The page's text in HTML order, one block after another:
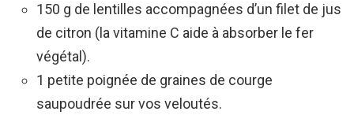
150 g de lentilles accompagnées d’un filet de jus
de citron (la vitamine C aide à absorber le fer
végétal).
1 petite poignée de graines de courge
saupoudrée sur vos veloutés.